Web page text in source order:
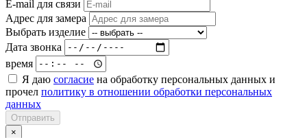
E-mail для связи
Адрес для замера
Выбрать изделие
Дата звонка
время
Я даю согласие на обработку персональных данных и
прочел политику в отношении обработки персональных
данных
Отправить
×